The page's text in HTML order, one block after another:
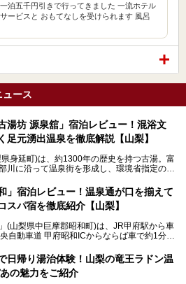
泊五千円引きで行ってきました 一流ホテル
ービスと おもてなしを受けられます 風呂
ュース
湯坊 源泉舘」宿泊レビュー！混浴文
足元湧出温泉を徹底解説【山梨】
身延町)は、約1300年の歴史を持つ古湯。富
川に沿って温泉街を形成し、環境省指定の国
源泉舘」は、戦国時代に武田信玄公も療養
る名湯の宿。最大の特徴は、令和の現代にお
が守られ、老若男女の分け隔て一切無く温泉
、「古湯坊 源泉舘」では本来あるべき混浴
いる点に注目すべきでしょう。
の混浴温泉である「かくし湯大岩風呂」をは
ある「別館神泉」を中心に「古湯坊 源泉
底紹介します。
」宿泊レビュー！温泉通が口を揃えて
スパ宿を徹底紹介【山梨】
(山梨県中巨摩郡昭和町)は、JR甲府駅から車
自動車道 甲府昭和ICからならば車で約1分の
も6,000円台から宿泊可能です。
魅力は“温泉そのもの”でしょう。自家源泉を
日帰り湯治体験！山梨の竜王ラドン温
の魅力をご紹介